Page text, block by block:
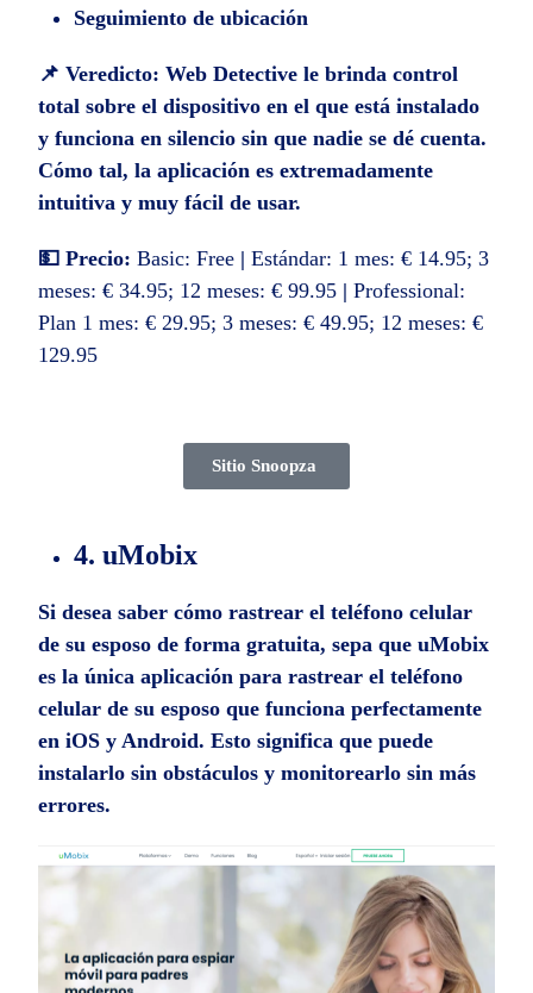
Seguimiento de ubicación
📌 Veredicto: Web Detective le brinda control
total sobre el dispositivo en el que está instalado
y funciona en silencio sin que nadie se dé cuenta.
Cómo tal, la aplicación es extremadamente
intuitiva y muy fácil de usar.
💵 Precio:Basic: Free |Estándar: 1 mes: € 14.95; 3
meses: € 34.95; 12 meses: € 99.95 |Professional:
Plan 1 mes: € 29.95; 3 meses: € 49.95; 12 meses: €
129.95
Sitio Snoopza
4. uMobix
Si desea saber cómo rastrear el teléfono celular
de su esposo de forma gratuita, sepa que uMobix
es la única aplicación para rastrear el teléfono
celular de su esposo que funciona perfectamente
en iOS y Android. Esto significa que puede
instalarlo sin obstáculos y monitorearlo sin más
errores.